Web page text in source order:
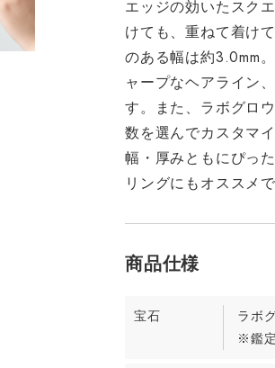
エッジの効いたスク
けても、重ねて着け
のある幅は約3.0mm
ャープなヘアライン
す。また、ラボグロ
数を選んでカスタマ
幅・厚みともにぴっ
リングにもオススメで
宝石
ラボ
※鑑